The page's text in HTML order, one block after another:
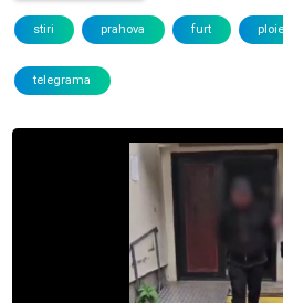
stiri prahova furt
telegrama